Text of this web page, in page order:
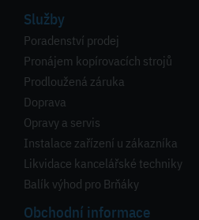
Služby
Poradenství prodej
Pronájem kopírovacích strojů
Prodloužená záruka
Doprava
Opravy a servis
Instalace zařízení u zákazníka
Likvidace kancelářské techniky
Balík výhod pro Brňáky
Obchodní informace